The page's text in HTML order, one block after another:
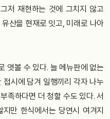
저 재현하는 것에 그치지 않고
산을 현재로 잇고, 미래로 나아
엿볼 수 있다. 늘 메뉴판에 없는
시에 담겨 일행끼리 각자 나누
족하다면 더 청할 수도 있다. 서
만 한식에서는 당연시 여겨지